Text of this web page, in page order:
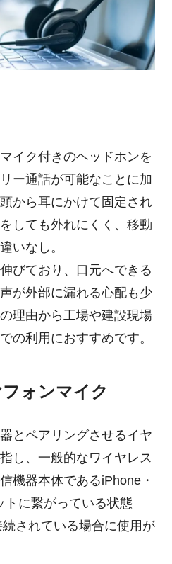
イク付きのヘッドホンを
ー通話が可能なことに加
から耳にかけて固定され
しても外れにくく、移動
いなし。
びており、口元へできる
が外部に漏れる心配も少
理由から工場や建設現場
の利用におすすめです。
ォンマイク
とペアリングさせるイヤ
し、一般的なワイヤレス
機器本体であるiPhone・
トに繋がっている状態
されている場合に使用が